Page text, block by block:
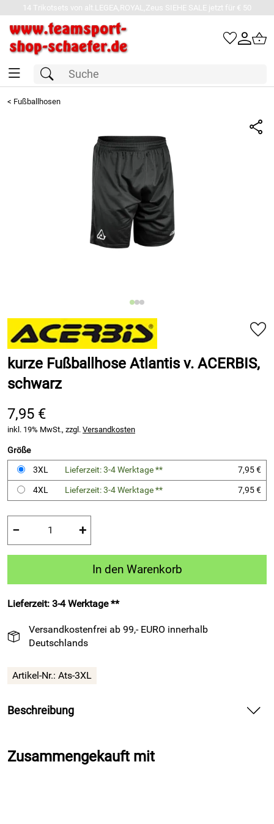
14 Trikotsets von alt.LEGEA,ROYAL,Zeus SIEHE SALE jetzt für € 50
< Fußballhosen
kurze Fußballhose Atlantis v. ACERBIS,
schwarz
7,95 €
inkl. 19% MwSt., zzgl. Versandkosten
Größe
3XL
Lieferzeit: 3-4 Werktage **
7,95 €
4XL
Lieferzeit: 3-4 Werktage ** 7,95 €
− +
In den Warenkorb
Lieferzeit: 3-4 Werktage **
Versandkostenfrei ab 99,- EURO innerhalb
Deutschlands
Artikel-Nr.: Ats-3XL
Beschreibung
dynamischen Komfort für Training und Spiel.
Zusammengekauft mit